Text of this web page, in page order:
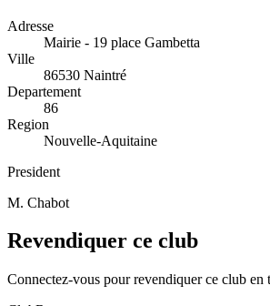
Adresse
Mairie - 19 place Gambetta
Ville
86530 Naintré
Departement
86
Region
Nouvelle-Aquitaine
President
M. Chabot
Revendiquer ce club
Connectez-vous pour revendiquer ce club en